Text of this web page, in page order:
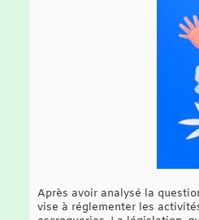
Après avoir analysé la
vise à réglementer les